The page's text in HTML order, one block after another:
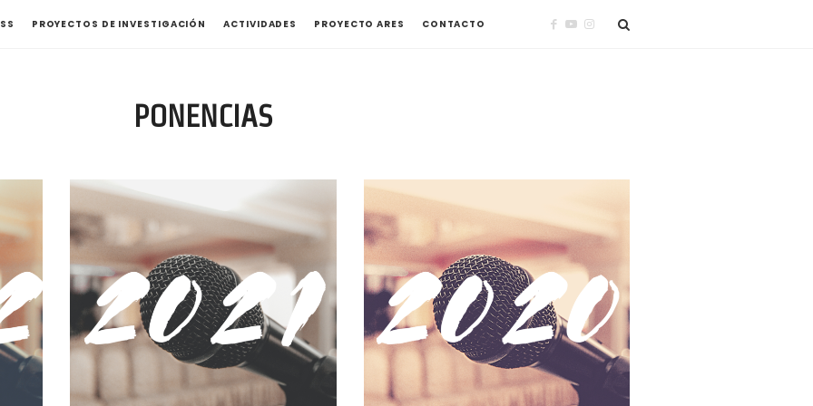
PROYECTOS DE INVESTIGACIÓN ACTIVIDADES PROYECTO ARES CONTACTO
PONENCIAS